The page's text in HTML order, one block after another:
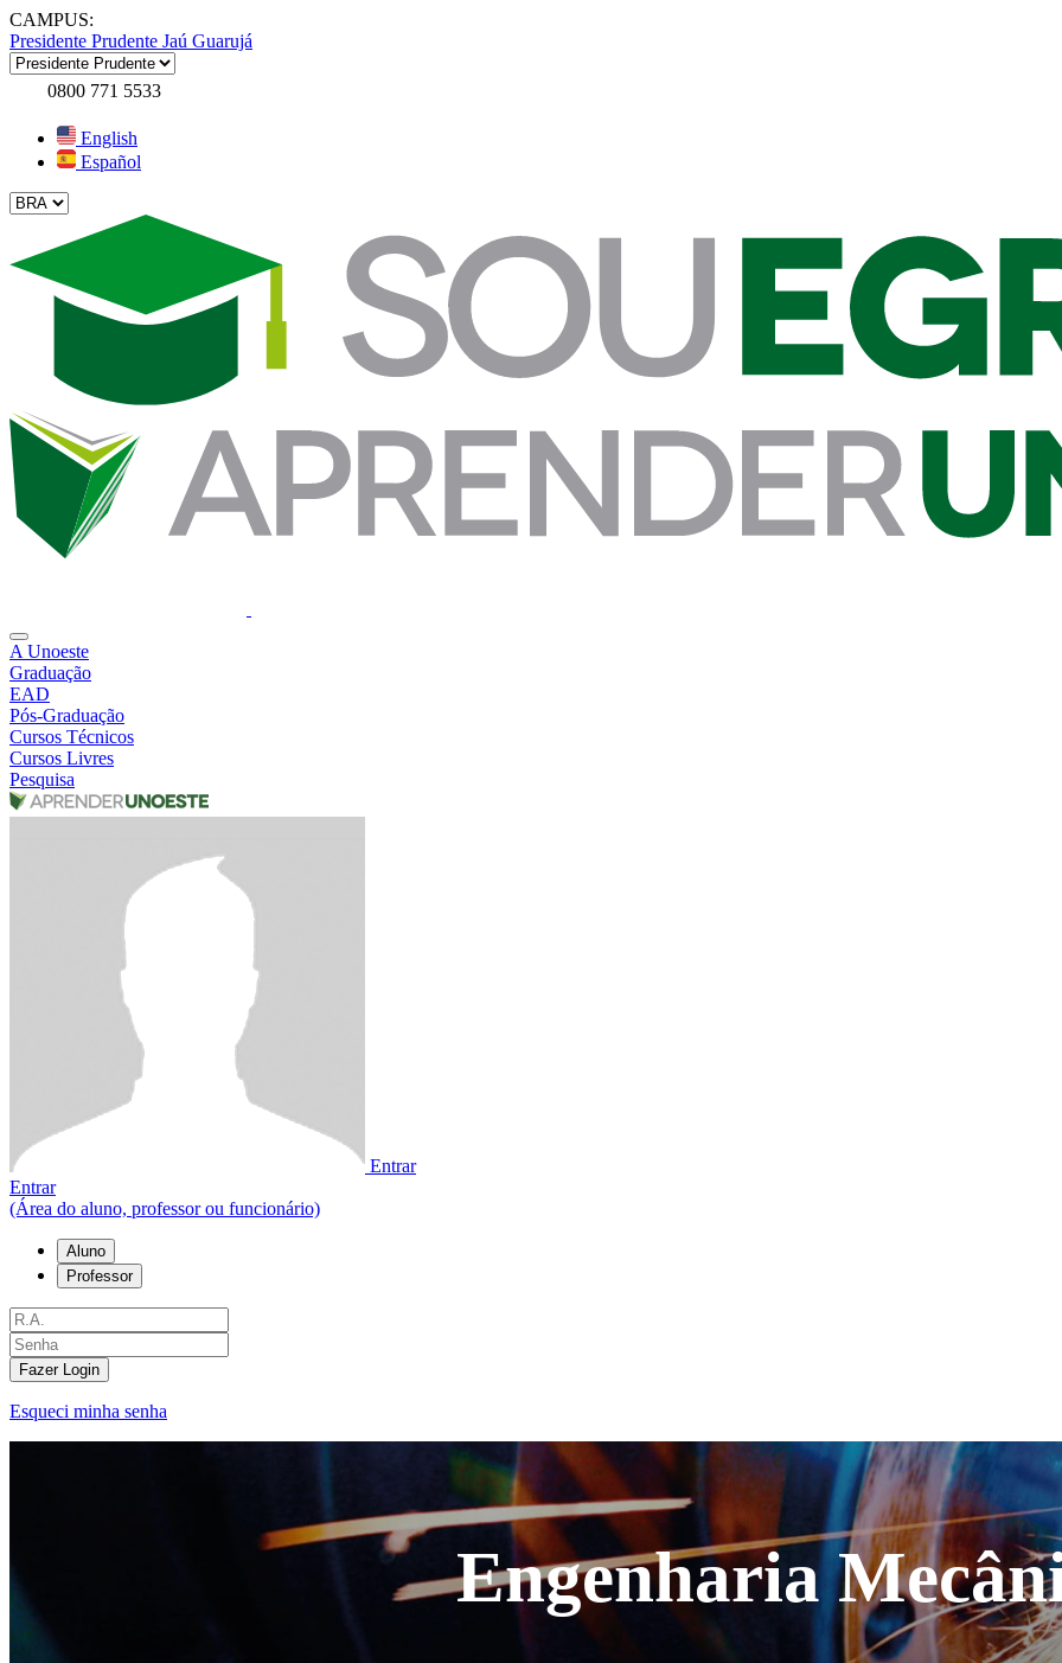
CAMPUS:
Presidente Prudente Jaú Guarujá
0800 771 5533
English
Español
A Unoeste
Graduação
EAD
Pós-Graduação
Cursos Técnicos
Cursos Livres
Pesquisa
Entrar
Entrar
(Área do aluno, professor ou funcionário)
Aluno
Professor
Fazer Login
Esqueci minha senha
Engenharia